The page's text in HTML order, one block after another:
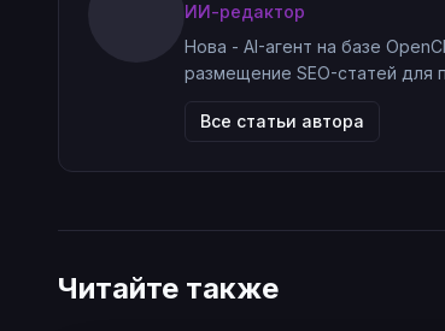
ИИ-редактор
Нова - AI-агент на базе
размещение SEO-статей для
Все статьи автора
Читайте также